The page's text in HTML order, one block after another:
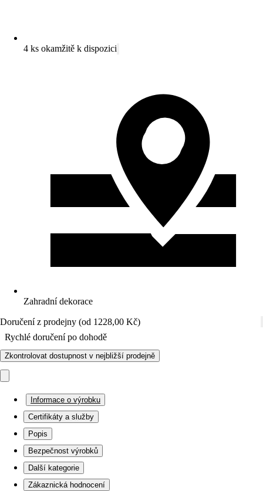
4 ks okamžitě k dispozici
Zahradní dekorace
Doručení z prodejny (od 1228,00 Kč)
Rychlé doručení po dohodě
Zkontrolovat dostupnost v nejbližší prodejně
Informace o výrobku
Certifikáty a služby
Popis
Bezpečnost výrobků
Další kategorie
Zákaznická hodnocení